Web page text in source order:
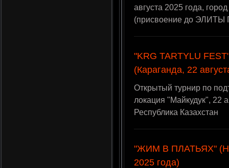
августа 2025 года,
(присвоение до ЭЛИТЫ
"KRG TARTYLU
(Караганда, 22
Открытый турнир по
локация "Майкудук", 22
Республика Казахстан
"ЖИМ В ПЛАТЬЯХ"
2025 года)